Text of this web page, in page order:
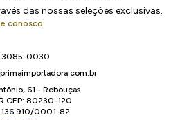
das nossas seleções exclusivas.
conosco
3085-0030
61 - Rebouças
CEP: 80230-120
0001-82